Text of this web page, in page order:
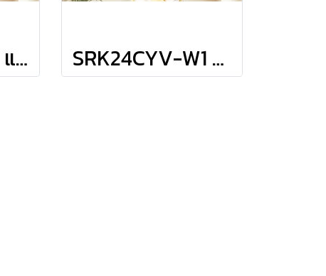
SRK15CYV-W1 แอร์มิตซูบิชิ เฮพวี่ดิวตี้ HEAVYDUTY แบบติดผนัง รุ่น KAZE Series Fixed Speed R-32 ขนาด 14,580BTU #5⭐ รีโมทไร้สาย พร้อมติดตั้ง SRK24CYV-W1 แอร์มิตซูบิชิ เฮพวี่ดิวตี้ HEAVYDUTY แบบติดผนัง รุ่น KAZE Series Fixed Speed R-32 ขนาด 25,300BTU #5 รีโมทไร้สาย พร้อมติดตั้ง